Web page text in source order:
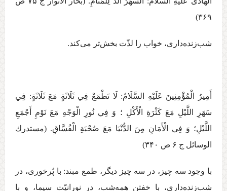
۳۶۹)
شب‌زنده‌داری، خواب را لذّت بخش‌تر می‌كند.
أَمِيرُ الْمُؤْمِنِينَ عَلَيْهِ السَّلَامُ: لَا تَطْمَعْ فِي ثَلَاثَةٍ مَعَ ثَلَاثَةٍ: فِي‏
سَهَرِ اللَّيْلِ‏ مَعَ‏ كَثْرَةِ الْأَكْلِ ؛ وَ فِي نُورِ الْوَجْهِ مَعَ نَوْمِ أَجْمَعِ
اللَّيْلِ؛ وَ فِي الْأَمَانِ مِنَ الدُّنْيَا مَعَ صُحْبَةِ الْفُسَّاقِ. (مستدرك
الوسائل ج ‏۶ ص ۳۴۰)
با وجود سه چيز، در سه چيز ديگر، طمع مبند: با پُرخوری، در
شب‌زنده‌داری، با خفتن همه‌شب، در نورانيّت سيما، و با